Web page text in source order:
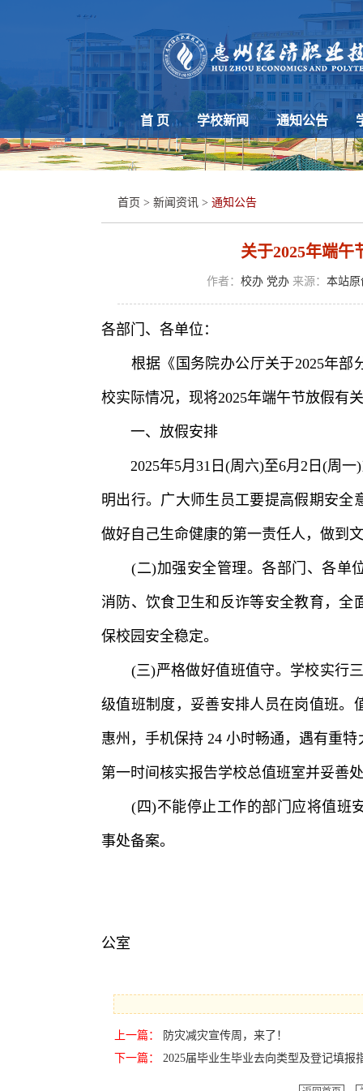
首 页 学校新闻 通知公告
首页 > 新闻资讯 > 通知公告
关于2025年端午
作者：校办 党办 来源：本站原
各部门、各单位：
根据《国务院办公厅关于2025年部
校实际情况，现将2025年端午节放假有
一、放假安排
2025年5月31日(周六)至6月2日(周一)
明出行。广大师生员工要提高假期安全
做好自己生命健康的第一责任人，做到
(二)加强安全管理。各部门、各单
消防、饮食卫生和反诈等安全教育，全
保校园安全稳定。
(三)严格做好值班值守。学校实行三
级值班制度，妥善安排人员在岗值班。
惠州，手机保持 24 小时畅通，遇有重
第一时间核实报告学校总值班室并妥善
(四)不能停止工作的部门应将值班
事处备案。
公室
上一篇：
防灾减灾宣传周，来了！
下一篇：
2025届毕业生毕业去向类型及登记填报